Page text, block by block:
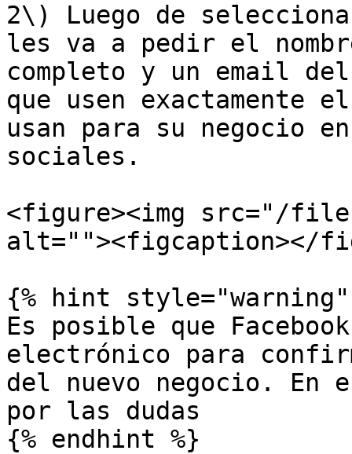
2\) Luego de seleccionar
les va a pedir el
completo y un email
que usen exactamente
usan para su negocio
sociales.
<figure><img src="/files/
alt=""><figcaption></
{% hint style="warning"
Es posible que
electrónico para
del nuevo negocio. En
por las dudas
{% endhint %}